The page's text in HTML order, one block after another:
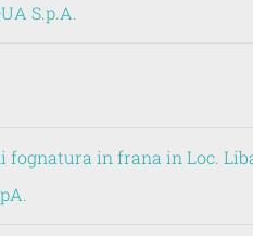
S.p.A.
in frana in Loc.